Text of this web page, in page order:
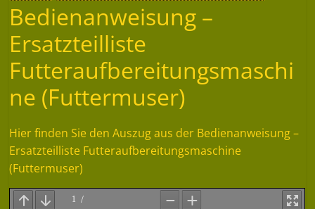
Bedienanweisung –
Ersatzteilliste
Futteraufbereitungsmaschi
ne (Futtermuser)
Hier finden Sie den Auszug aus der Bedienanweisung –
Ersatzteilliste Futteraufbereitungsmaschine
(Futtermuser)